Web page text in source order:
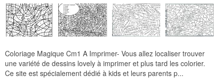
Coloriage Magique Cm1 A Imprimer- Vous allez localiser trouver
une variété de dessins lovely à imprimer et plus tard les colorier.
Ce site est spécialement dédié à kids et leurs parents p...